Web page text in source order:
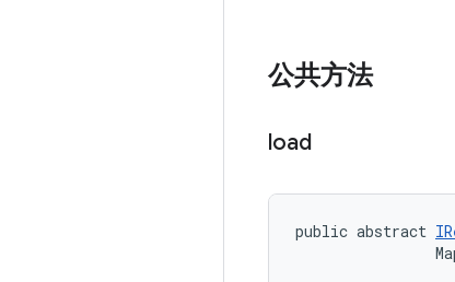
公共方法
load
public abstract